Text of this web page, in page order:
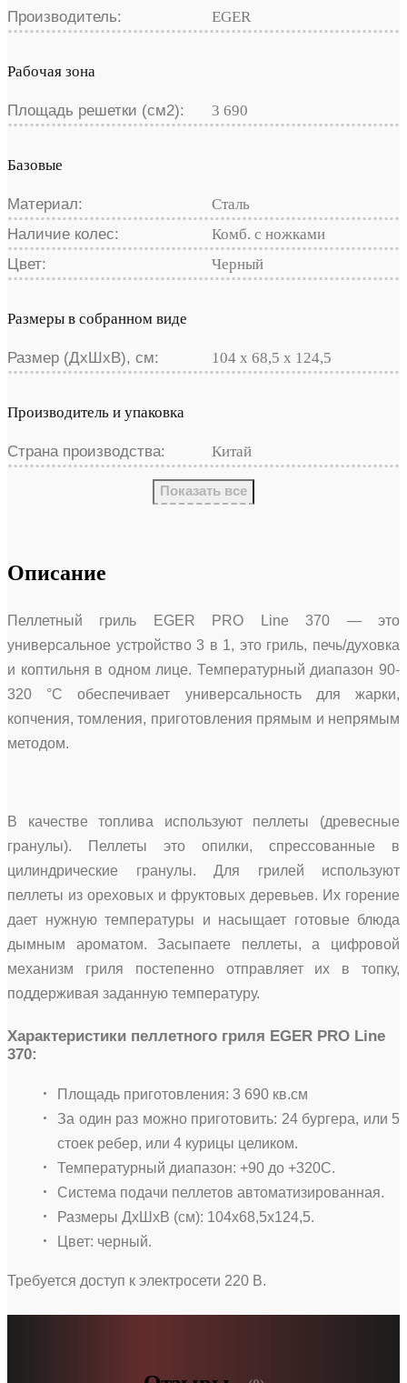
Производитель: EGER
Рабочая зона
Площадь решетки (см2): 3 690
Базовые
Материал:
Сталь
Наличие колес:
Комб. с ножками
Цвет:
Черный
Размеры в собранном виде
Размер (ДхШхВ), см: 104 х 68,5 х 124,5
Производитель и упаковка
Страна производства: Китай
Показать все
Описание
Пеллетный гриль EGER PRO Line 370 — это
универсальное устройство 3 в 1, это гриль, печь/духовка
и коптильня в одном лице. Температурный диапазон 90-
320 °C обеспечивает универсальность для жарки,
копчения, томления, приготовления прямым и непрямым
методом.
В качестве топлива используют пеллеты (древесные
гранулы). Пеллеты это опилки, спрессованные в
цилиндрические гранулы. Для грилей используют
пеллеты из ореховых и фруктовых деревьев. Их горение
дает нужную температуры и насыщает готовые блюда
дымным ароматом. Засыпаете пеллеты, а цифровой
механизм гриля постепенно отправляет их в топку,
поддерживая заданную температуру.
Характеристики пеллетного гриля EGER PRO Line
370:
Площадь приготовления: 3 690 кв.см
За один раз можно приготовить: 24 бургера, или 5
стоек ребер, или 4 курицы целиком.
Температурный диапазон: +90 до +320C.
Система подачи пеллетов автоматизированная.
Размеры ДхШхВ (см): 104х68,5х124,5.
Цвет: черный.
Требуется доступ к электросети 220 В.